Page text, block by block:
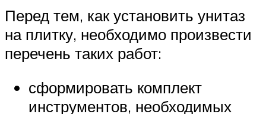
Перед тем, как установить унитаз
на плитку, необходимо произвести
перечень таких работ:
сформировать комплект
инструментов, необходимых